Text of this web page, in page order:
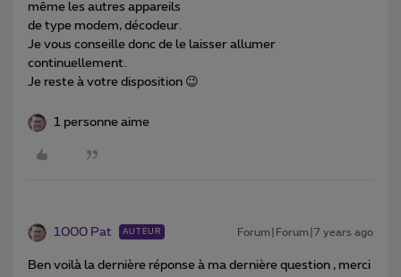
même les autres appareils
de type modem, décodeur.
Je vous conseille donc de le laisser allumer
continuellement.
Je reste à votre disposition 😉
1 personne aime
1000 Pat AUTEUR Forum|Forum|7 years ago
Ben voilà la dernière réponse à ma dernière question , merci